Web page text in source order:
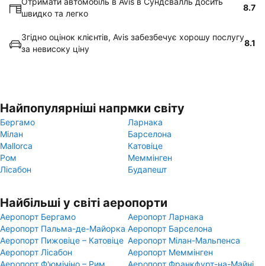
швидко та легко
8.7
Згідно оцінок клієнтів, Avis забезбечує хорошу послугу
за невисоку ціну
8.1
Найпопулярніші напрмки світу
Бергамо
Ларнака
Мілан
Барселона
Mallorca
Катовіце
Ром
Меммінген
Лісабон
Будапешт
Найбільші у світі аеропорти
Аеропорт Бергамо
Аеропорт Ларнака
Аеропорт Пальма-де-Майорка Аеропорт Барселона
Аеропорт Пижовіце – Катовіце Аеропорт Мілан-Мальпенса
Аеропорт Лісабон
Аеропорт Меммінген
Аеропорт Ф'юмічіно – Рим
Аеропорт Франкфурт-на-Майні